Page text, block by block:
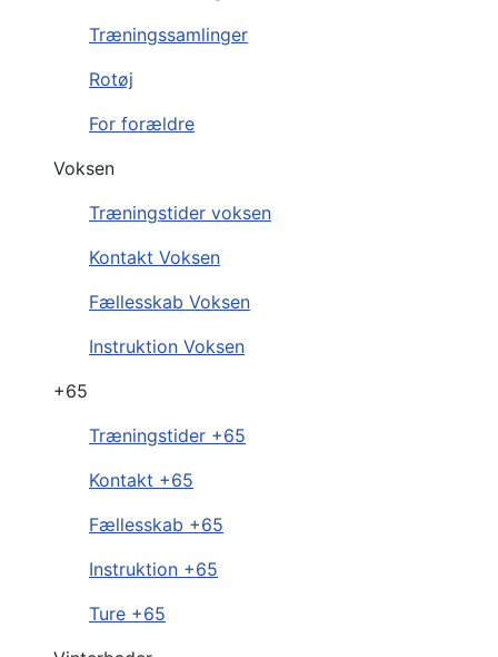
Træningssamlinger
Rotøj
For forældre
Voksen
Træningstider voksen
Kontakt Voksen
Fællesskab Voksen
Instruktion Voksen
+65
Træningstider +65
Kontakt +65
Fællesskab +65
Instruktion +65
Ture +65